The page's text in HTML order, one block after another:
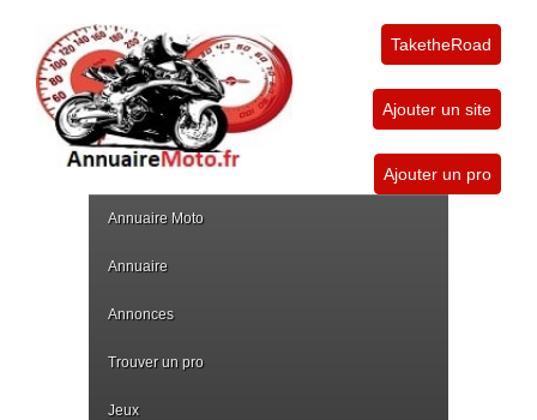
TaketheRoad
Ajouter un site
Ajouter un pro
Annuaire Moto
Annuaire
Annonces
Trouver un pro
Jeux